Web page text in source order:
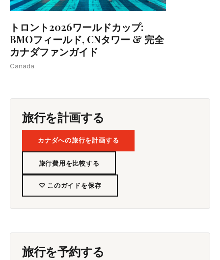
トロント2026ワールドカップ:
BMOフィールド, CNタワー & 完全
カナダファンガイド
Canada
旅行を計画する
カナダへの旅行を計画する
旅行費用を比較する
♡ このガイドを保存
旅行を予約する